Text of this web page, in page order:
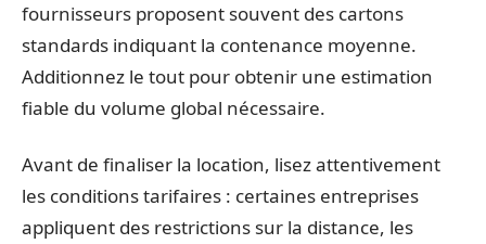
fournisseurs proposent souvent des cartons
standards indiquant la contenance moyenne.
Additionnez le tout pour obtenir une estimation
fiable du volume global nécessaire.
Avant de finaliser la location, lisez attentivement
les conditions tarifaires : certaines entreprises
appliquent des restrictions sur la distance, les